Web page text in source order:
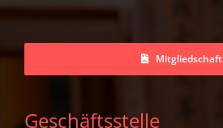
Mitgliedschaft
Geschäftsstelle